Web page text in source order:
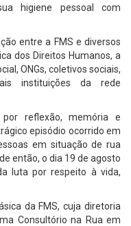
higiene pessoal com
entre a FMS e diversos
dos Direitos Humanos, a
ONGs, coletivos sociais,
instituições da rede
reflexão, memória e
episódio ocorrido em
em situação de rua
então, o dia 19 de agosto
luta por respeito à vida,
da FMS, cuja diretoria
Consultório na Rua em